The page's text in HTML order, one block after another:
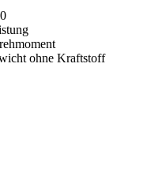
ohne Kraftstoff